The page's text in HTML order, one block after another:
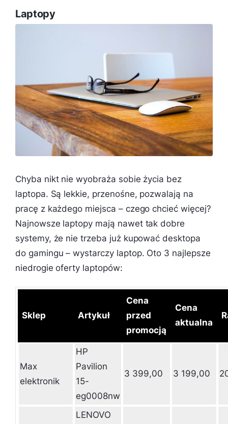
Laptopy
Chyba nikt nie wyobraża sobie życia bez
laptopa. Są lekkie, przenośne, pozwalają na
pracę z każdego miejsca – czego chcieć więcej?
Najnowsze laptopy mają nawet tak dobre
systemy, że nie trzeba już kupować desktopa
do gamingu – wystarczy laptop. Oto 3 najlepsze
niedrogie oferty laptopów:
Sklep Artykuł
Cena
przed
promocją
Cena
aktualna
Max
elektronik
HP
Pavilion
15-
eg0008nw
3 399,00 3 199,00
LENOVO